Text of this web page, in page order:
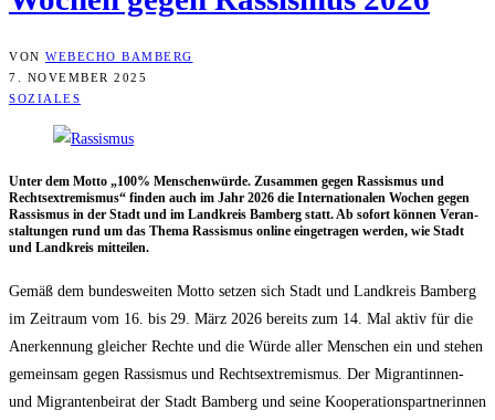
VON WEBECHO BAMBERG
7. NOVEMBER 2025
SOZIALES
Unter dem Mot­to „100% Men­schen­wür­de. Zusam­men gegen Ras­sis­mus und
Rechts­extre­mis­mus“ fin­den auch im Jahr 2026 die Inter­na­tio­na­len Wochen gegen
Ras­sis­mus in der Stadt und im Land­kreis Bam­berg statt. Ab sofort kön­nen Ver­an­
stal­tun­gen rund um das The­ma Ras­sis­mus online ein­ge­tra­gen wer­den, wie Stadt
und Land­kreis mitteilen.
Gemäß dem bun­des­wei­ten Mot­to set­zen sich Stadt und Land­kreis Bam­berg
im Zeit­raum vom 16. bis 29. März 2026 bereits zum 14. Mal aktiv für die
Aner­ken­nung glei­cher Rech­te und die Wür­de aller Men­schen ein und ste­hen
gemein­sam gegen Ras­sis­mus und Rechts­extre­mis­mus. Der Migran­tin­nen-
und Migran­ten­bei­rat der Stadt Bam­berg und sei­ne Koope­ra­ti­ons­part­ne­rin­nen